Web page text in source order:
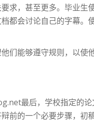
求，甚至更多。毕业生
都会讨论自己的字幕。
们能够遵守规则，以使
最后，学校指定的论
前的一个必要步骤，初